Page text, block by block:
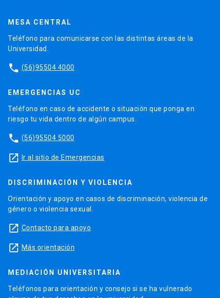
MESA CENTRAL
Teléfono para comunicarse con las distintas áreas de la
Universidad.
phone (56)95504 4000
EMERGENCIAS UC
Teléfono en caso de accidente o situación que ponga en
riesgo tu vida dentro de algún campus.
phone (56)95504 5000
launch Ir al sitio de Emergencias
DISCRIMINACIÓN Y VIOLENCIA
Orientación y apoyo en casos de discriminación, violencia de
género o violencia sexual.
launch Contacto para apoyo
launch Más orientación
MEDIACIÓN UNIVERSITARIA
Teléfonos para orientación y consejo si se ha vulnerado